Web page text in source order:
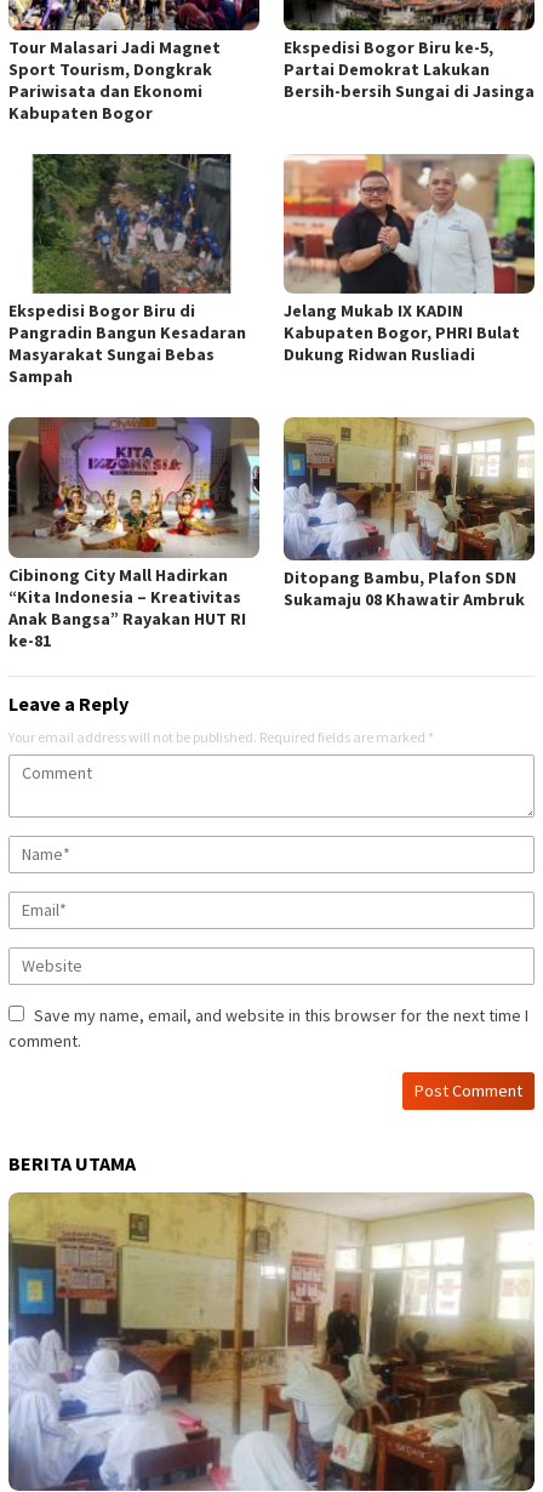
Tour Malasari Jadi Magnet
Sport Tourism, Dongkrak
Pariwisata dan Ekonomi
Kabupaten Bogor
Ekspedisi Bogor Biru ke-5,
Partai Demokrat Lakukan
Bersih-bersih Sungai di Jasinga
Ekspedisi Bogor Biru di
Pangradin Bangun Kesadaran
Masyarakat Sungai Bebas
Sampah
Jelang Mukab IX KADIN
Kabupaten Bogor, PHRI Bulat
Dukung Ridwan Rusliadi
Cibinong City Mall Hadirkan
“Kita Indonesia – Kreativitas
Anak Bangsa” Rayakan HUT RI
ke-81
Ditopang Bambu, Plafon SDN
Sukamaju 08 Khawatir Ambruk
Leave a Reply
Your email address will not be published. Required fields are marked *
Save my name, email, and website in this browser for the next time I
comment.
BERITA UTAMA